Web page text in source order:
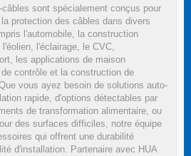
sont spécialement conçus pour
protection des câbles dans divers
l'automobile, la construction
l'éclairage, le CVC,
les applications de maison
contrôle et la construction de
vous ayez besoin de solutions auto-
rapide, d'options détectables par
de transformation alimentaire, ou
des surfaces difficiles, notre équipe
qui offrent une durabilité
d'installation. Partenaire avec HUA